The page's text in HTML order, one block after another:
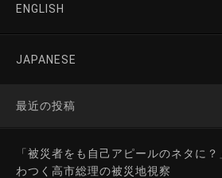
ENGLISH
JAPANESE
最近の投稿
「被災者をも自己アピールのネタに
わつく高市総理の被災地視察